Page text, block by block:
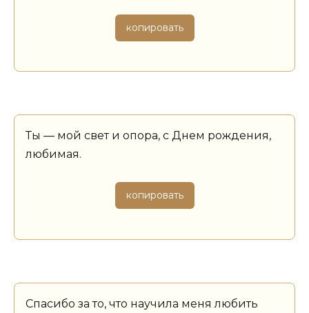
копировать
Ты — мой свет и опора, с Днем рождения,
любимая.
копировать
Спасибо за то, что научила меня любить